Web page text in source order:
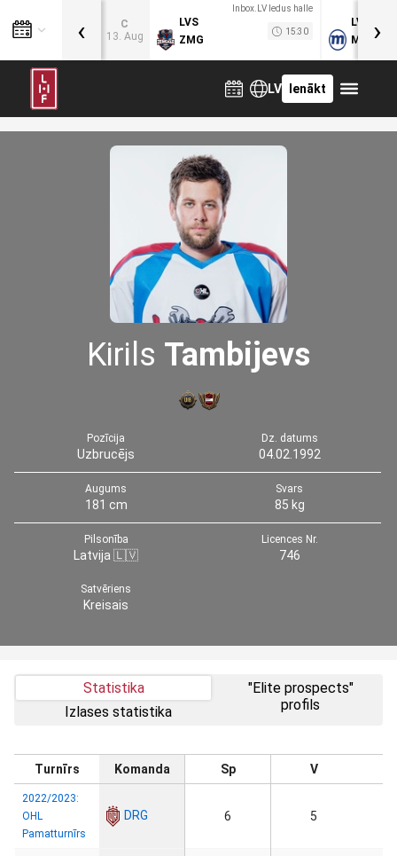
C
13. Aug
Inbox.LV ledus halle
LVS
ZMG
15:30
LVB
MOG
‹ ›
LV Ienākt
Kirils Tambijevs
Pozīcija
Uzbrucējs
Dz. datums
04.02.1992
Augums
181 cm
Svars
85 kg
Pilsonība
Latvija 🇱🇻
Licences Nr.
746
Satvēriens
Kreisais
Statistika
Izlases statistika
"Elite prospects"
profils
Turnīrs Komanda Sp V
2022/2023:
OHL
Pamatturnīrs
DRG 6 5